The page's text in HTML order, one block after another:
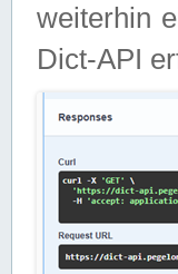
weiterhin
Dict-API